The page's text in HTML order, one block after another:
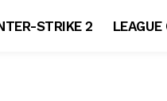
STRIKE 2 LEAGUE